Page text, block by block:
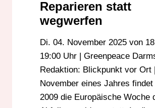
Reparieren statt
wegwerfen
Di. 04. November 2025 von
19:00 Uhr | Greenpeace
Redaktion: Blickpunkt vor
November eines Jahres
2009 die Europäische Woche